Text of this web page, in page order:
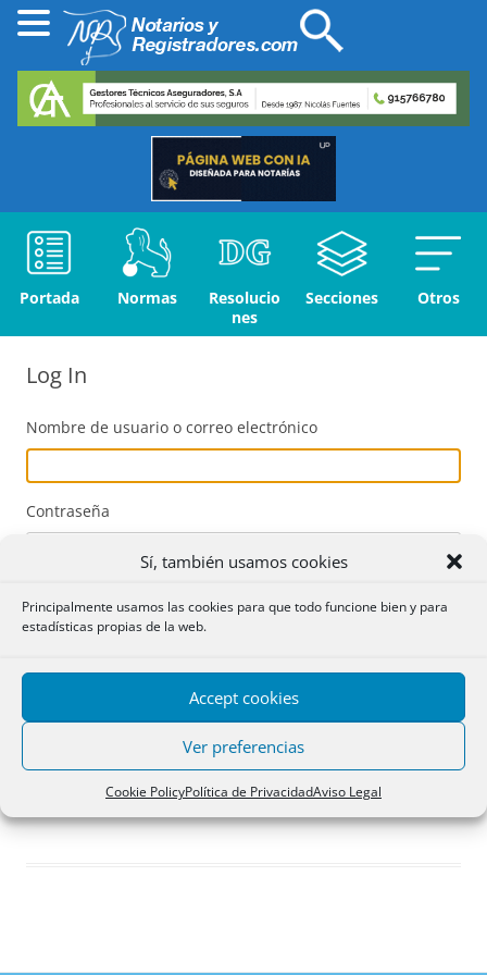
Sí, también usamos cookies
Principalmente usamos las cookies para que todo funcione bien y para
estadísticas propias de la web.
Accept cookies
Ver preferencias
Cookie PolicyPolítica de PrivacidadAviso Legal
Portada Normas
Resolucio
nes
Secciones Otros
Log In
Nombre de usuario o correo electrónico
Contraseña
Acceder
Registro
¿Has olvidado tu contraseña?